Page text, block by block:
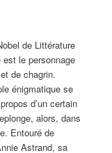
de Littérature
est le personnage
de chagrin.
énigmatique se
d’un certain
alors, dans
Entouré de
Astrand, sa